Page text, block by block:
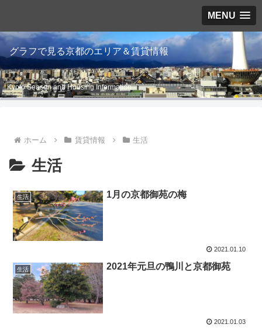
MENU
グラフで見る京都のエリア＆賃貸情報
Kyoto Season and Housing Information
ホーム 賃貸情報 生活
生活
生活 1月の京都御苑の梅
2021.01.10
生活 2021年元旦の鴨川と京都御苑
2021.01.03